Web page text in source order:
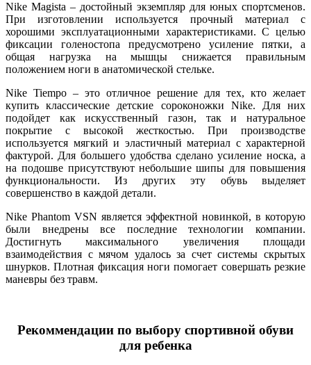
Nike Magista – достойный экземпляр для юных спортсменов.
При изготовлении используется прочный материал с
хорошими эксплуатационными характеристиками. С целью
фиксации голеностопа предусмотрено усиление пятки, а
общая нагрузка на мышцы снижается правильным
положением ноги в анатомической стельке.
Nike Tiempo – это отличное решение для тех, кто желает
купить классические детские сороконожки Nike. Для них
подойдет как искусственный газон, так и натуральное
покрытие с высокой жесткостью. При производстве
используется мягкий и эластичный материал с характерной
фактурой. Для большего удобства сделано усиление носка, а
на подошве присутствуют небольшие шипы для повышения
функциональности. Из других эту обувь выделяет
совершенство в каждой детали.
Nike Phantom VSN является эффектной новинкой, в которую
были внедрены все последние технологии компании.
Достигнуть максимального увеличения площади
взаимодействия с мячом удалось за счет системы скрытых
шнурков. Плотная фиксация ноги помогает совершать резкие
маневры без травм.
Рекоммендации по выбору спортивной обуви
для ребенка